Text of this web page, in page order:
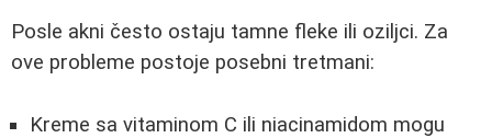
Posle akni često ostaju tamne fleke ili oziljci. Za
ove probleme postoje posebni tretmani:
Kreme sa vitaminom C ili niacinamidom mogu